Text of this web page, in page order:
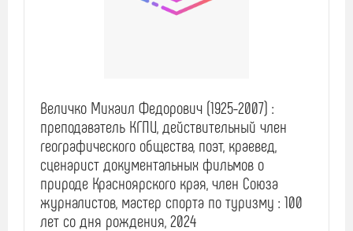
Величко Михаил Федорович (1925-2007) :
преподаватель КГПИ, действительный член
географического общества, поэт, краевед,
сценарист документальных фильмов о
природе Красноярского края, член Союза
журналистов, мастер спорта по туризму : 100
лет со дня рождения, 2024